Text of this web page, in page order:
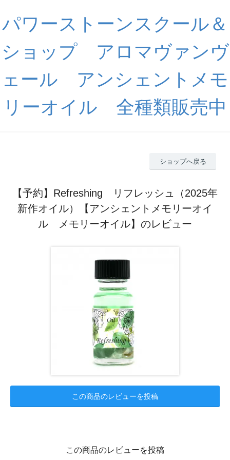
パワーストーンスクール＆
ショップ アロマヴァンヴ
ェール アンシェントメモ
リーオイル 全種類販売中
ショップへ戻る
【予約】Refreshing リフレッシュ（2025年
新作オイル）【アンシェントメモリーオイ
ル メモリーオイル】のレビュー
この商品のレビューを投稿
この商品のレビューを投稿